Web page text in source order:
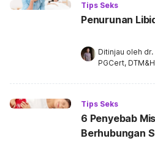
Tips Seks
Penurunan
Ditinjau oleh
PGCert,
Tips Seks
6 Penyebab
Berhubungan